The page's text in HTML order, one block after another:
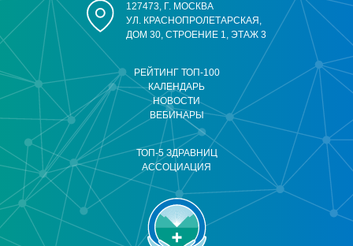
РЕЙТИНГ ТОП-100
КАЛЕНДАРЬ
НОВОСТИ
ВЕБИНАРЫ
ТОП-5 ЗДРАВНИЦ
АССОЦИАЦИЯ
127473, Г. МОСКВА
УЛ. КРАСНОПРОЛЕТАРСКАЯ,
ДОМ 30, СТРОЕНИЕ 1, ЭТАЖ 3